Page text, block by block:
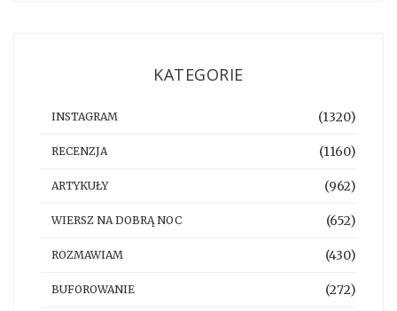
KATEGORIE
INSTAGRAM (1320)
RECENZJA (1160)
ARTYKUŁY (962)
WIERSZ NA DOBRĄ NOC (652)
ROZMAWIAM (430)
BUFOROWANIE (272)